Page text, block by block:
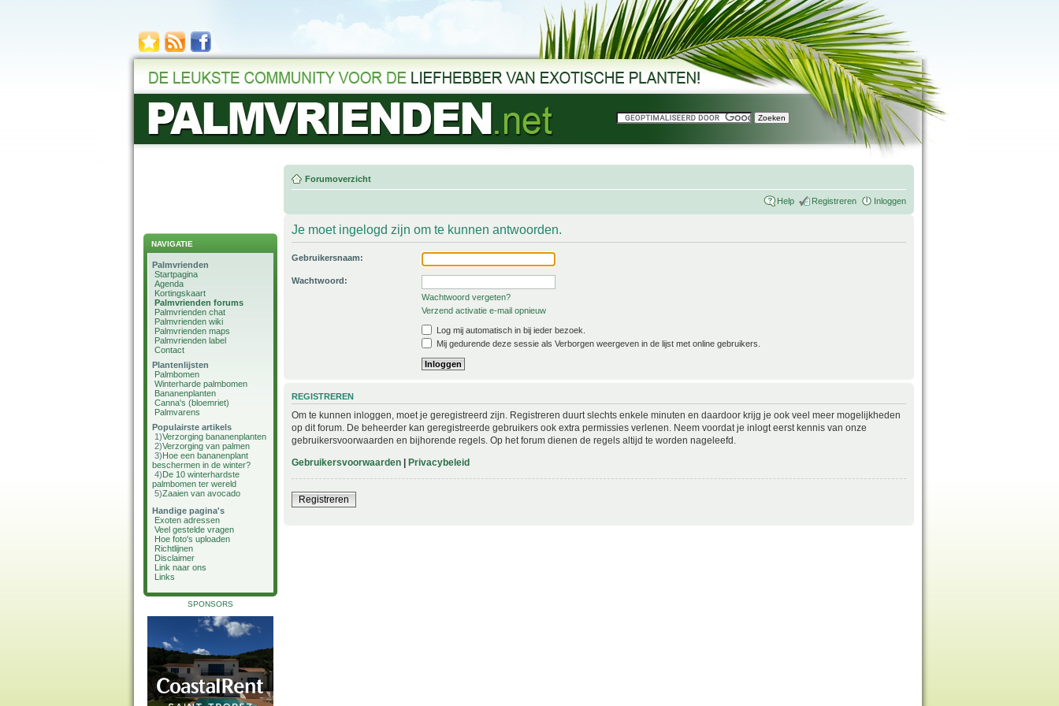
NAVIGATIE
Palmvrienden
Startpagina
Agenda
Kortingskaart
Palmvrienden forums
Palmvrienden chat
Palmvrienden wiki
Palmvrienden maps
Palmvrienden label
Contact
Plantenlijsten
Palmbomen
Winterharde palmbomen
Bananenplanten
Canna's (bloemriet)
Palmvarens
Populairste artikels
1)Verzorging bananenplanten
2)Verzorging van palmen
3)Hoe een bananenplant
beschermen in de winter?
4)De 10 winterhardste
palmbomen ter wereld
5)Zaaien van avocado
Handige pagina's
Exoten adressen
Veel gestelde vragen
Hoe foto's uploaden
Richtlijnen
Disclaimer
Link naar ons
Links
SPONSORS
Forumoverzicht
Help Registreren Inloggen
Je moet ingelogd zijn om te kunnen antwoorden.
Gebruikersnaam:
Wachtwoord:
Wachtwoord vergeten?
Verzend activatie e-mail opnieuw
Log mij automatisch in bij ieder bezoek.
Mij gedurende deze sessie als Verborgen weergeven in de lijst met online gebruikers.
REGISTREREN
Om te kunnen inloggen, moet je geregistreerd zijn. Registreren duurt slechts enkele minuten en daardoor krijg je ook veel meer mogelijkheden
op dit forum. De beheerder kan geregistreerde gebruikers ook extra permissies verlenen. Neem voordat je inlogt eerst kennis van onze
gebruikersvoorwaarden en bijhorende regels. Op het forum dienen de regels altijd te worden nageleefd.
Gebruikersvoorwaarden | Privacybeleid
Registreren